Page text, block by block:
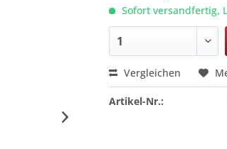
Sofort versandfertig,
Vergleichen
Artikel-Nr.: